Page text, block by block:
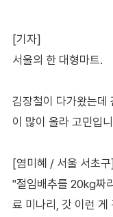
[기자]
서울의 한 대형마트.
김장철이 다가왔는데
이 많이 올라 고민입
[염미혜 / 서울 서초
"절임배추를 20kg짜
료 미나리, 갓 이런 게